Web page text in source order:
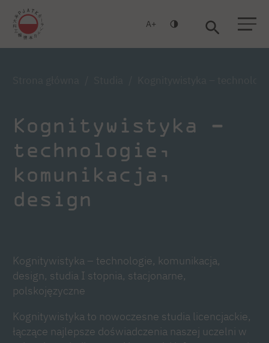
A
Kognitywistyka –
technologie,
komunikacja,
design
Kognitywistyka – technologie, komunikacja,
design, studia I stopnia, stacjonarne,
polskojęzyczne
Kognitywistyka to nowoczesne studia licencjackie,
łączące najlepsze doświadczenia naszej uczelni w